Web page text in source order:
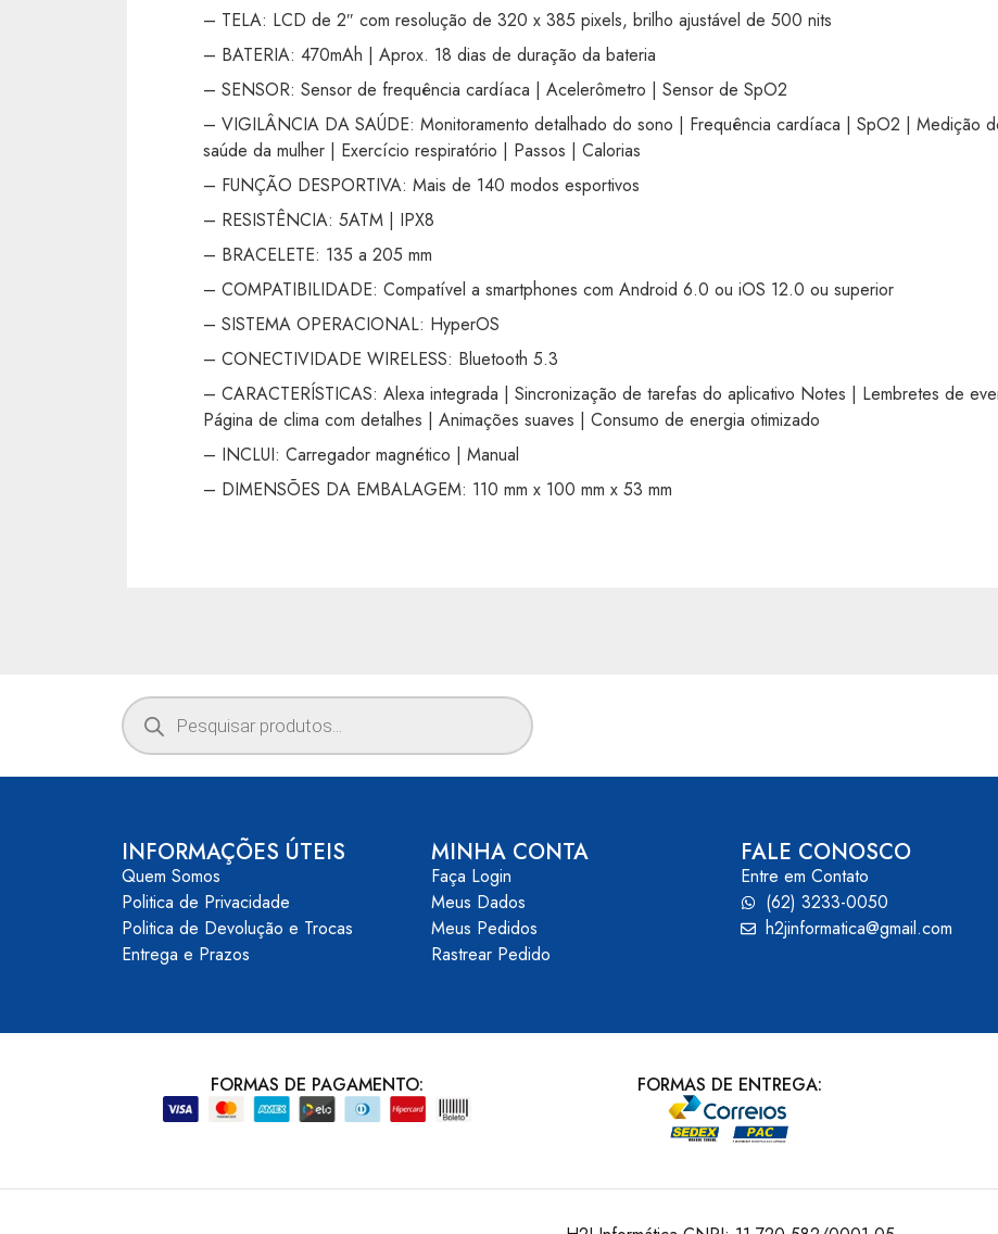
– TELA: LCD de 2″ com resolução de 320 x 385 pixels, brilho ajustável de 500 nits
– BATERIA: 470mAh | Aprox. 18 dias de duração da bateria
– SENSOR: Sensor de frequência cardíaca | Acelerômetro | Sensor de SpO2
– VIGILÂNCIA DA SAÚDE: Monitoramento detalhado do sono | Frequência cardíaca | SpO2 | Medição
saúde da mulher | Exercício respiratório | Passos | Calorias
– FUNÇÃO DESPORTIVA: Mais de 140 modos esportivos
– RESISTÊNCIA: 5ATM | IPX8
– BRACELETE: 135 a 205 mm
– COMPATIBILIDADE: Compatível a smartphones com Android 6.0 ou iOS 12.0 ou superior
– SISTEMA OPERACIONAL: HyperOS
– CONECTIVIDADE WIRELESS: Bluetooth 5.3
– CARACTERÍSTICAS: Alexa integrada | Sincronização de tarefas do aplicativo Notes | Lembretes de
Página de clima com detalhes | Animações suaves | Consumo de energia otimizado
– INCLUI: Carregador magnético | Manual
– DIMENSÕES DA EMBALAGEM: 110 mm x 100 mm x 53 mm
INFORMAÇÕES ÚTEIS
Quem Somos
Politica de Privacidade
Politica de Devolução e Trocas
Entrega e Prazos
MINHA CONTA
Faça Login
Meus Dados
Meus Pedidos
Rastrear Pedido
FALE CONOSCO
Entre em Contato
(62) 3233-0050
h2jinformatica@gmail.com
FORMAS DE PAGAMENTO: FORMAS DE ENTREGA: